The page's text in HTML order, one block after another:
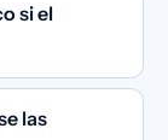
si el
las